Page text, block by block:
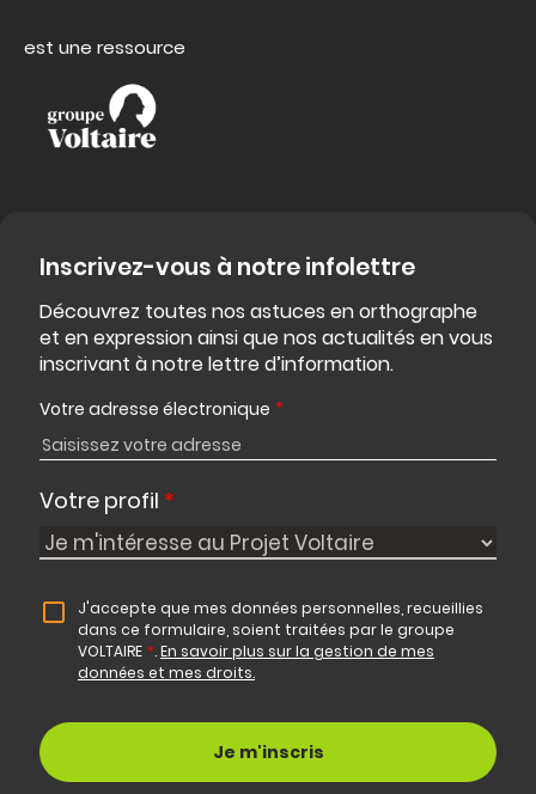
est une ressource
Inscrivez-vous à notre infolettre
Découvrez toutes nos astuces en orthographe
et en expression ainsi que nos actualités en vous
inscrivant à notre lettre d’information.
Votre adresse électronique *
Votre profil *
J'accepte que mes données personnelles, recueillies
dans ce formulaire, soient traitées par le groupe
VOLTAIRE *.En savoir plus sur la gestion de mes
données et mes droits.